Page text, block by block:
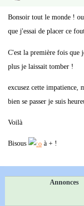
Bonsoir tout le monde !
que j'essai de placer ce
C'est la première fois que
plus je laissait tomber !
excusez cette impatience,
bien se passer je suis
Voilà
Bisous à + !
Annonces